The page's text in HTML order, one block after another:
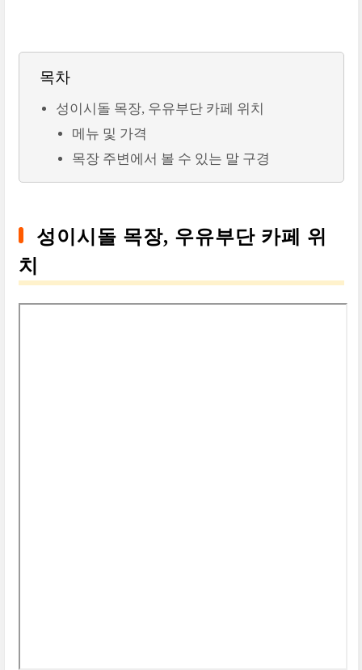
목차
성이시돌 목장, 우유부단 카페 위치
메뉴 및 가격
목장 주변에서 볼 수 있는 말 구경
성이시돌 목장, 우유부단 카페 위
치